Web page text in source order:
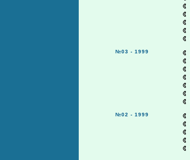
№03 - 1999
№02 - 1999